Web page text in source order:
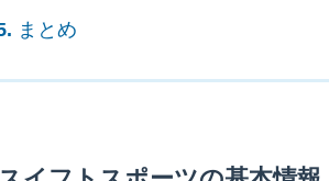
まとめ